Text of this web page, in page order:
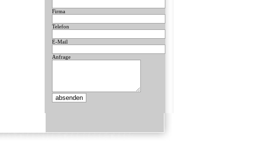
Firma
Telefon
E-Mail
Anfrage